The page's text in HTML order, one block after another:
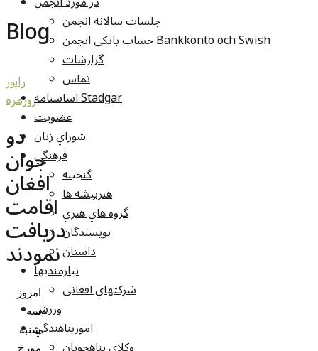
جلسات سالانه انجمن
حساب بانکی انجمن Bankkonto och Swish
گزارشات
تماس
اساسنامه Stadgar
عضویت
شوراي زنان
فرهنگي
گنجينه
هنرپيشه ها
گروه هاي هنري
نويسندگان
داستان
نيازمنديها
شرکتهاي افغاني
ورزش
امورپناهندگي
Blog
راپور
روزمره
دو
جوان
افغان
اقامت
دريافت
نمودند
امروز
سه
شنبه
مورخ